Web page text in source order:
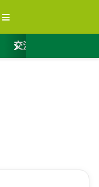
≡
交流道資訊
›